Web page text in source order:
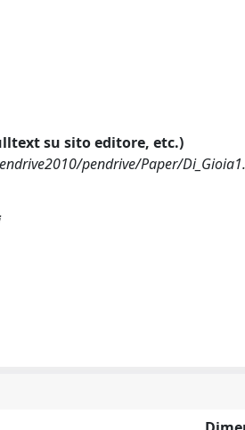
su sito editore, etc.)
pendrive/Paper/